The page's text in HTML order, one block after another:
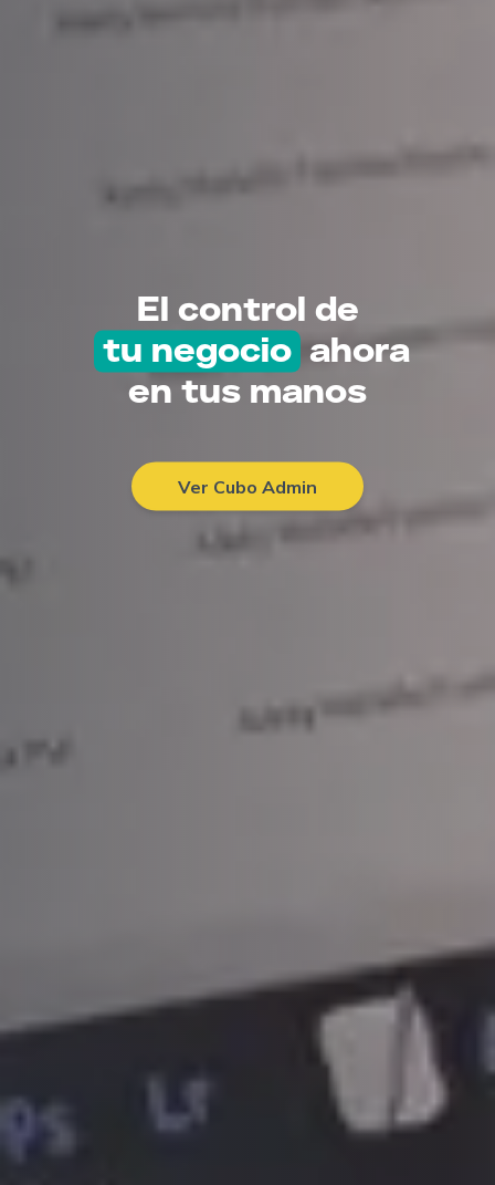
El control de
tu negocio ahora
en tus manos
Ver Cubo Admin